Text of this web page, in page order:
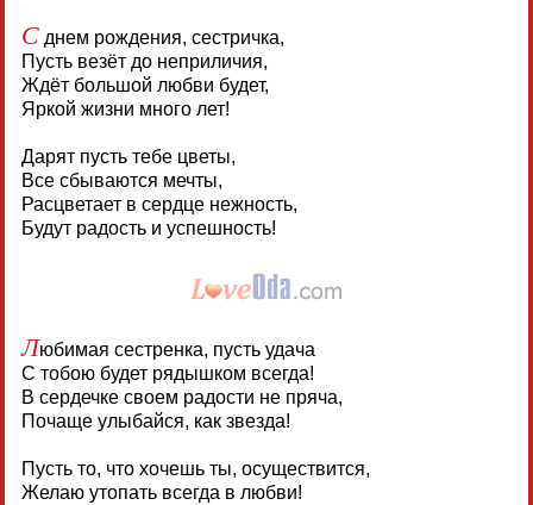
Сднем рождения, сестричка,
Пусть везёт до неприличия,
Ждёт большой любви будет,
Яркой жизни много лет!
Дарят пусть тебе цветы,
Все сбываются мечты,
Расцветает в сердце нежность,
Будут радость и успешность!
Любимая сестренка, пусть удача
С тобою будет рядышком всегда!
В сердечке своем радости не пряча,
Почаще улыбайся, как звезда!
Пусть то, что хочешь ты, осуществится,
Желаю утопать всегда в любви!